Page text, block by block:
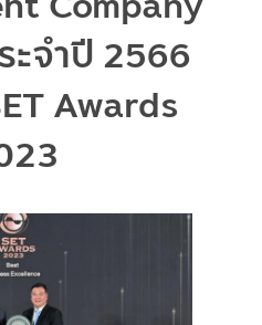
ะจำปี 2566
Awards